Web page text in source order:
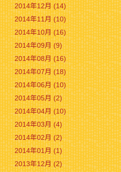
2014年12月 (14)
2014年11月 (10)
2014年10月 (16)
2014年09月 (9)
2014年08月 (16)
2014年07月 (18)
2014年06月 (10)
2014年05月 (2)
2014年04月 (10)
2014年03月 (4)
2014年02月 (2)
2014年01月 (1)
2013年12月 (2)